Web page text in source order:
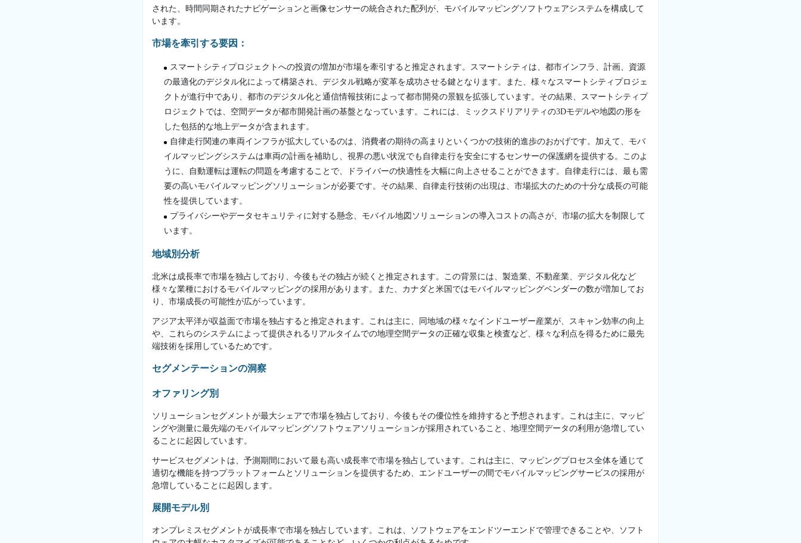
された、時間同期されたナビゲーションと画像センサーの統合された配列が、モバイルマッピングソフトウェアシステムを構成して
います。
市場を牽引する要因：
スマートシティプロジェクトへの投資の増加が市場を牽引すると推定されます。スマートシティは、都市インフラ、計画、資源
の最適化のデジタル化によって構築され、デジタル戦略が変革を成功させる鍵となります。また、様々なスマートシティプロジェ
クトが進行中であり、都市のデジタル化と通信情報技術によって都市開発の景観を拡張しています。その結果、スマートシティプ
ロジェクトでは、空間データが都市開発計画の基盤となっています。これには、ミックスドリアリティの3Dモデルや地図の形を
した包括的な地上データが含まれます。
自律走行関連の車両インフラが拡大しているのは、消費者の期待の高まりといくつかの技術的進歩のおかげです。加えて、モバ
イルマッピングシステムは車両の計画を補助し、視界の悪い状況でも自律走行を安全にするセンサーの保護網を提供する。このよ
うに、自動運転は運転の問題を考慮することで、ドライバーの快適性を大幅に向上させることができます。自律走行には、最も需
要の高いモバイルマッピングソリューションが必要です。その結果、自律走行技術の出現は、市場拡大のための十分な成長の可能
性を提供しています。
プライバシーやデータセキュリティに対する懸念、モバイル地図ソリューションの導入コストの高さが、市場の拡大を制限して
います。
地域別分析
北米は成長率で市場を独占しており、今後もその独占が続くと推定されます。この背景には、製造業、不動産業、デジタル化など
様々な業種におけるモバイルマッピングの採用があります。また、カナダと米国ではモバイルマッピングベンダーの数が増加してお
り、市場成長の可能性が広がっています。
アジア太平洋が収益面で市場を独占すると推定されます。これは主に、同地域の様々なインドユーザー産業が、スキャン効率の向上
や、これらのシステムによって提供されるリアルタイムでの地理空間データの正確な収集と検査など、様々な利点を得るために最先
端技術を採用しているためです。
セグメンテーションの洞察
オファリング別
ソリューションセグメントが最大シェアで市場を独占しており、今後もその優位性を維持すると予想されます。これは主に、マッピ
ングや測量に最先端のモバイルマッピングソフトウェアソリューションが採用されていること、地理空間データの利用が急増してい
ることに起因しています。
サービスセグメントは、予測期間において最も高い成長率で市場を独占しています。これは主に、マッピングプロセス全体を通じて
適切な機能を持つプラットフォームとソリューションを提供するため、エンドユーザーの間でモバイルマッピングサービスの採用が
急増していることに起因します。
展開モデル別
オンプレミスセグメントが成長率で市場を独占しています。これは、ソフトウェアをエンドツーエンドで管理できることや、ソフト